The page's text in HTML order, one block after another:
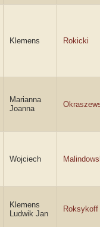
Klemens Rokicki
Marianna
Joanna
Wojciech
Klemens
Ludwik Jan
Roksykoff